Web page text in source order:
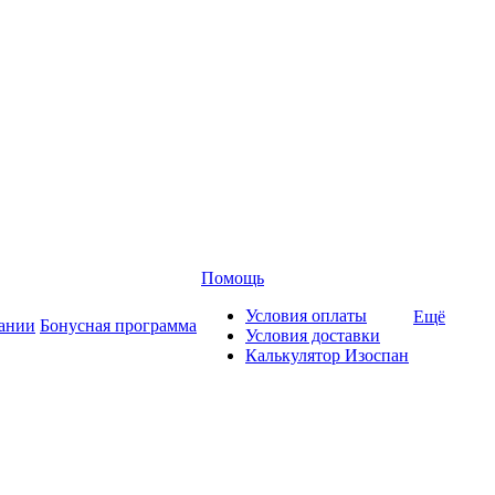
Бонусная программа
Помощь
Условия оплаты
Условия доставки
Калькулятор Изоспан
Ещё